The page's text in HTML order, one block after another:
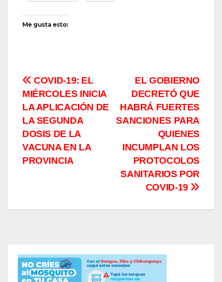
Me gusta esto:
Navegación
de
entradas
EL GOBIERNO
DECRETÓ QUE
HABRÁ FUERTES
SANCIONES PARA
QUIENES
INCUMPLAN LOS
PROTOCOLOS
SANITARIOS POR
COVID-19
COVID-19: EL
MIÉRCOLES INICIA
LA APLICACIÓN DE
LA SEGUNDA
DOSIS DE LA
VACUNA EN LA
PROVINCIA